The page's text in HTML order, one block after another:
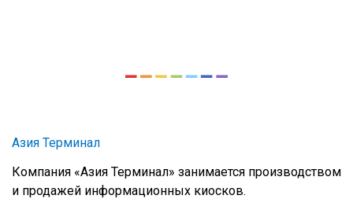
Азия Терминал
Компания «Азия Терминал» занимается производством
и продажей информационных киосков.